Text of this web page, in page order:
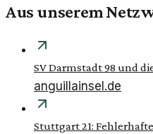
Aus unserem
SV Darmstadt 98 und
anguillainsel.de
Stuttgart 21: